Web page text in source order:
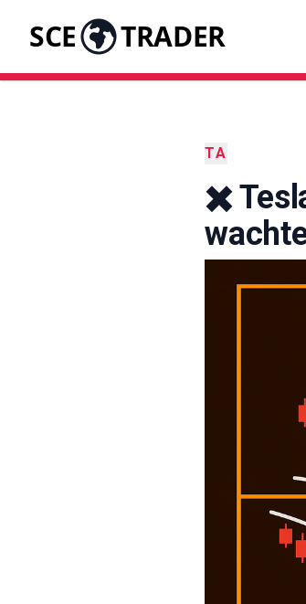
SCE TRADER
TA
✖️